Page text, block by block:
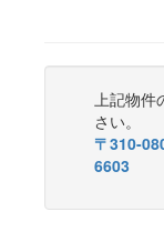
上記物
さい。
〒310-
6603